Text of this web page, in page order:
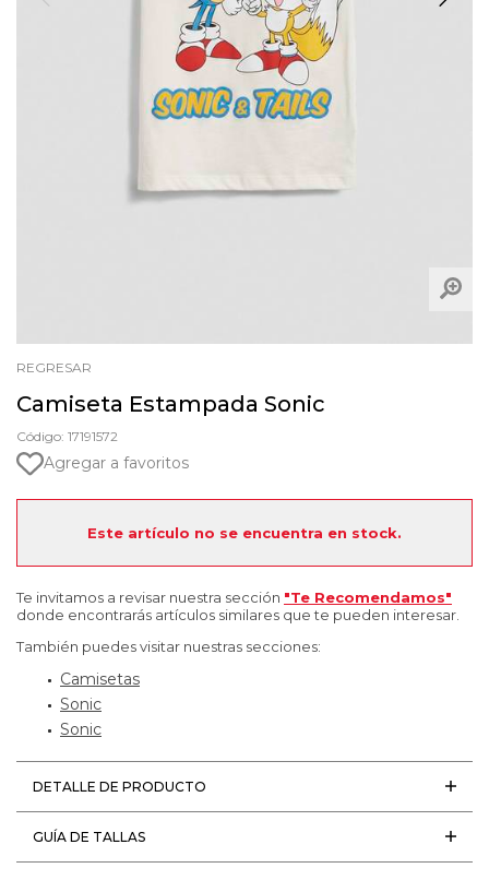
REGRESAR
Camiseta Estampada Sonic
Código: 17191572
Agregar a favoritos
Este artículo no se encuentra en stock.
Te invitamos a revisar nuestra sección "Te Recomendamos"
donde encontrarás artículos similares que te pueden interesar.
También puedes visitar nuestras secciones:
Camisetas
Sonic
Sonic
DETALLE DE PRODUCTO
GUÍA DE TALLAS